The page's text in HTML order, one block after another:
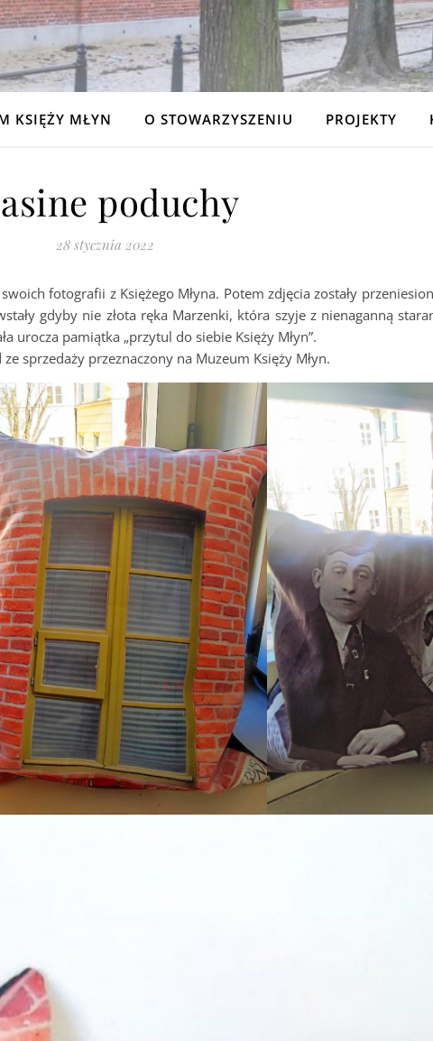
KSIĘŻY MŁYN O STOWARZYSZENIU PROJEKTY
poduchy
28 stycznia 2022
fotografii z Księżego Młyna. Potem zdjęcia zostały
gdyby nie złota ręka Marzenki, która szyje z nienaganną
urocza pamiątka „przytul do siebie Księży Młyn”.
sprzedaży przeznaczony na Muzeum Księży Młyn.